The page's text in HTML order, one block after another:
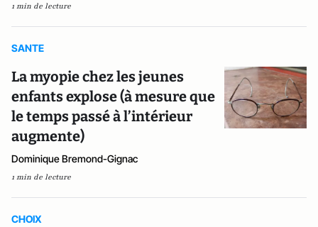
1 min de lecture
SANTE
La myopie chez les jeunes
enfants explose (à mesure que
le temps passé à l’intérieur
augmente)
Dominique Bremond-Gignac
1 min de lecture
CHOIX